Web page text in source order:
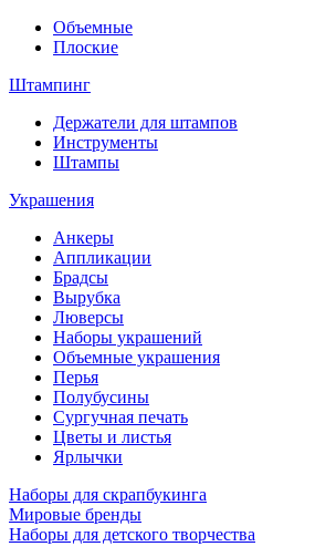
Объемные
Плоские
Штампинг
Держатели для штампов
Инструменты
Штампы
Украшения
Анкеры
Аппликации
Брадсы
Вырубка
Люверсы
Наборы украшений
Объемные украшения
Перья
Полубусины
Сургучная печать
Цветы и листья
Ярлычки
Наборы для скрапбукинга
Мировые бренды
Наборы для детского творчества